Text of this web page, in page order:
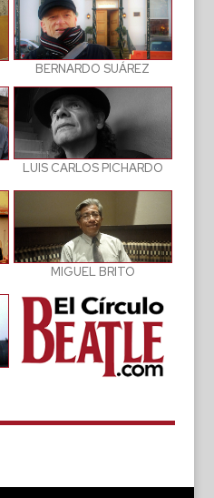
BERNARDO SUÁREZ
LUIS CARLOS PICHARDO
MIGUEL BRITO